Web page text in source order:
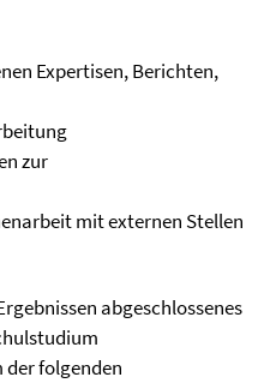
Expertisen, Berichten,
zur
mit externen Stellen
abgeschlossenes
der folgenden